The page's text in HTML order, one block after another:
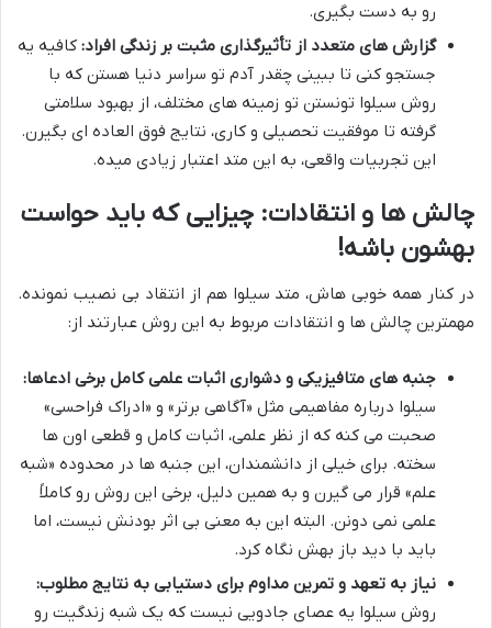
رو به دست بگیری.
گزارش های متعدد از تأثیرگذاری مثبت بر زندگی افراد: کافیه یه
جستجو کنی تا ببینی چقدر آدم تو سراسر دنیا هستن که با
روش سیلوا تونستن تو زمینه های مختلف، از بهبود سلامتی
گرفته تا موفقیت تحصیلی و کاری، نتایج فوق العاده ای بگیرن.
این تجربیات واقعی، به این متد اعتبار زیادی میده.
چالش ها و انتقادات: چیزایی که باید حواست
بهشون باشه!
در کنار همه خوبی هاش، متد سیلوا هم از انتقاد بی نصیب نمونده.
مهمترین چالش ها و انتقادات مربوط به این روش عبارتند از:
جنبه های متافیزیکی و دشواری اثبات علمی کامل برخی ادعاها:
سیلوا درباره مفاهیمی مثل «آگاهی برتر» و «ادراک فراحسی»
صحبت می کنه که از نظر علمی، اثبات کامل و قطعی اون ها
سخته. برای خیلی از دانشمندان، این جنبه ها در محدوده «شبه
علم» قرار می گیرن و به همین دلیل، برخی این روش رو کاملاً
علمی نمی دونن. البته این به معنی بی اثر بودنش نیست، اما
باید با دید باز بهش نگاه کرد.
نیاز به تعهد و تمرین مداوم برای دستیابی به نتایج مطلوب:
روش سیلوا یه عصای جادویی نیست که یک شبه زندگیت رو